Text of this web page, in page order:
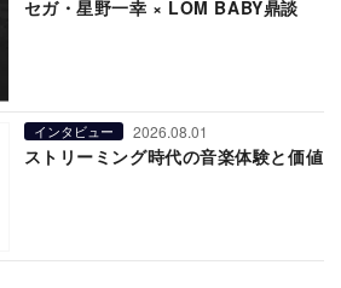
セガ・星野一幸 × LOM BABY鼎談
インタビュー 2026.08.01
ストリーミング時代の音楽体験と価値